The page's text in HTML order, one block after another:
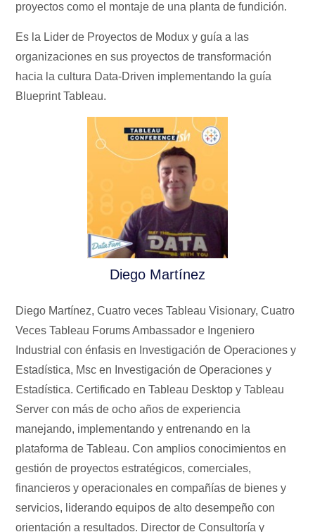
proyectos como el montaje de una planta de fundición.
Es la Lider de Proyectos de Modux y guía a las
organizaciones en sus proyectos de transformación
hacia la cultura Data-Driven implementando la guía
Blueprint Tableau.
Diego Martínez
Diego Martínez, Cuatro veces Tableau Visionary, Cuatro
Veces Tableau Forums Ambassador e Ingeniero
Industrial con énfasis en Investigación de Operaciones y
Estadística, Msc en Investigación de Operaciones y
Estadística. Certificado en Tableau Desktop y Tableau
Server con más de ocho años de experiencia
manejando, implementando y entrenando en la
plataforma de Tableau. Con amplios conocimientos en
gestión de proyectos estratégicos, comerciales,
financieros y operacionales en compañías de bienes y
servicios, liderando equipos de alto desempeño con
orientación a resultados. Director de Consultoría y